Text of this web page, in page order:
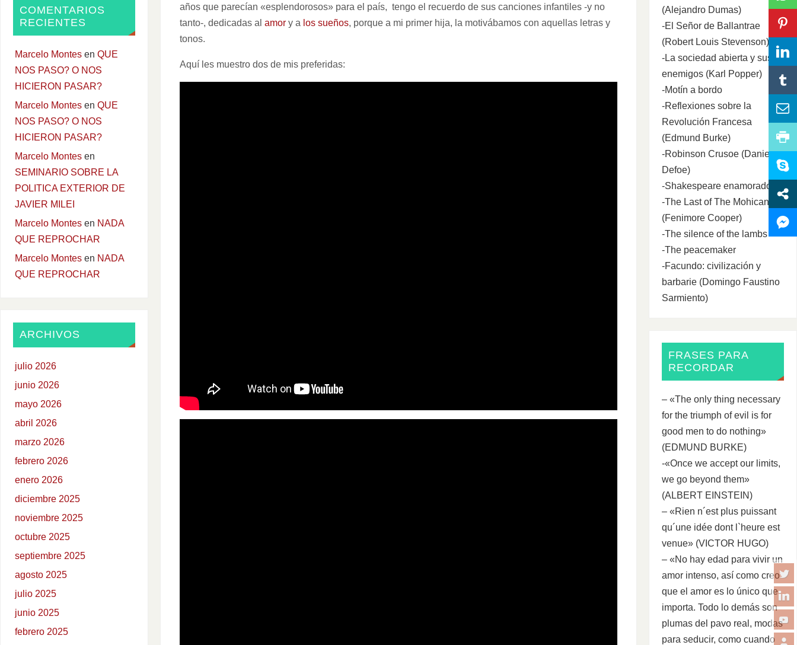
años que parecían «esplendorosos» para el país, tengo el recuerdo de sus canciones infantiles -y no
tanto-, dedicadas al amor y a los sueños, porque a mi primer hija, la motivábamos con aquellas letras y
tonos.
Aquí les muestro dos de mis preferidas:
COMENTARIOS
RECIENTES
Marcelo Montesen QUE
NOS PASO? O NOS
HICIERON PASAR?
Marcelo Montesen QUE
NOS PASO? O NOS
HICIERON PASAR?
Marcelo Montesen
SEMINARIO SOBRE LA
POLITICA EXTERIOR DE
JAVIER MILEI
Marcelo Montesen NADA
QUE REPROCHAR
Marcelo Montesen NADA
QUE REPROCHAR
ARCHIVOS
julio 2026
junio 2026
mayo 2026
abril 2026
marzo 2026
febrero 2026
enero 2026
diciembre 2025
noviembre 2025
octubre 2025
septiembre 2025
agosto 2025
julio 2025
junio 2025
febrero 2025
(Alejandro Dumas)
-El Señor de Ballantrae
(Robert Louis Stevenson)
-La sociedad abierta y sus
enemigos (Karl Popper)
-Motín a bordo
-Reflexiones sobre la
Revolución Francesa
(Edmund Burke)
-Robinson Crusoe (Daniel
Defoe)
-Shakespeare enamorado
-The Last of The Mohicans
(Fenimore Cooper)
-The silence of the lambs
-The peacemaker
-Facundo: civilización y
barbarie (Domingo Faustino
Sarmiento)
FRASES PARA
RECORDAR
– «The only thing necessary
for the triumph of evil is for
good men to do nothing»
(EDMUND BURKE)
-«Once we accept our limits,
we go beyond them»
(ALBERT EINSTEIN)
– «Rien n´est plus puissant
qu´une idée dont l`heure est
venue» (VICTOR HUGO)
– «No hay edad para vivir un
amor intenso, así como creo
que el amor es lo único que
importa. Todo lo demás son
plumas del pavo real, modas
para seducir, como cuando